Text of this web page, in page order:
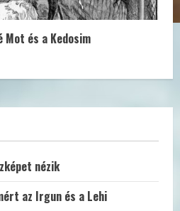
Mot és a Kedosim
nézik
az Irgun és a Lehi